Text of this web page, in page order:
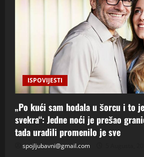
ISPOVIJESTI
„Po kući sam hodala u šorcu i to
svekra“: Jedne noći je prešao
tada uradili promenilo je sve
spojljubavni@gmail.com